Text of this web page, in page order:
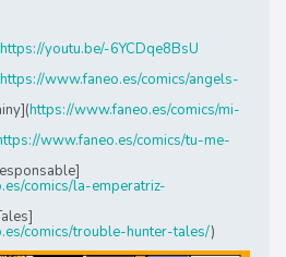
https://youtu.be/-6YCDqe8BsU
https://www.faneo.es/comics/angels-
https://www.faneo.es/comics/mi-
www.faneo.es/comics/tu-me-
comics/la-emperatriz-
comics/trouble-hunter-tales/)